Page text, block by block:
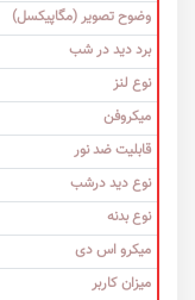
وضوح تصویر (مگاپیکسل)
برد دید در شب
نوع لنز
میکروفن
قابلیت ضد نور
نوع دید درشب
نوع بدنه
میکرو اس دی
میزان کاربر